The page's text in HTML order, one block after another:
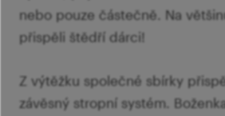
nebo pouze částečně. Na
přispěli štědří dárci!
Z výtěžku společné sbírky
závěsný stropní systém.